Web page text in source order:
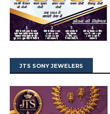
JTS SONY JEWELERS